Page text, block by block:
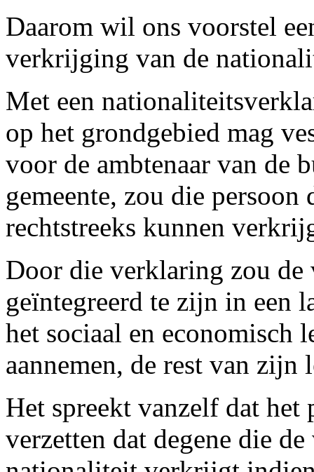
Daarom wil ons voorstel
verkrijging van de
Met een
op het grondgebied mag
voor de ambtenaar van de
gemeente, zou die
rechtstreeks kunnen
Door die verklaring zou de
geïntegreerd te zijn in een
het sociaal en economisch
aannemen, de rest van zijn
Het spreekt vanzelf dat het
verzetten dat degene die